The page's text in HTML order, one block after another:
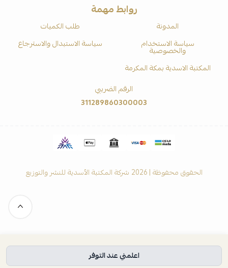
اعلمني عند التوفر
روابط مهمة
المدونة
طلب الكميات
سياسة الاستخدام
والخصوصية
سياسة الاستبدال والاسترجاع
المكتبة الاسدية بمكة المكرمة
الرقم الضريبي
311289860300003
الحقوق محفوظة | 2026 شركة المكتبة الأسدية للنشر والتوزيع